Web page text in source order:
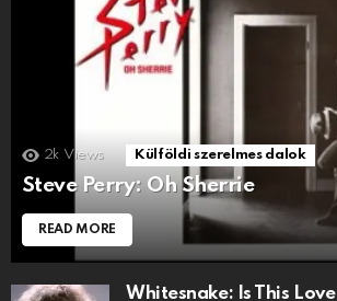
2k Views Külföldi szerelmes dalok
Steve Perry: Oh Sherrie
READ MORE
Whitesnake: Is This Love